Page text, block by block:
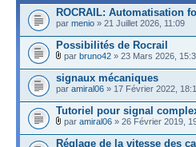
ROCRAIL: Automatisation
par menio » 21 Juillet 2026, 11:09
Possibilités de Rocrail
par bruno42 » 23 Mars 2026,
signaux mécaniques
par amiral06 » 17 Février 2022,
Tutoriel pour signal
par amiral06 » 26 Février 2019,
Réglage de la vitesse des